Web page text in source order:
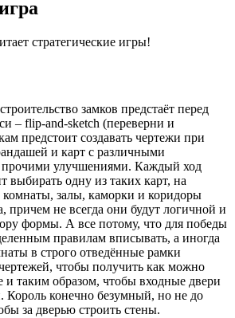
стратегические игры!
замков предстаёт перед
– flip-and-sketch (переверни и
предстоит создавать чертежи при
и карт с различными
прочими улучшениями. Каждый ход
выбирать одну из таких карт, на
залы, каморки и коридоры
причем не всегда они будут логичной и
формы. А все потому, что для победы
правилам вписывать, а иногда
в строго отведённые рамки
чтобы получить как можно
и таким образом, чтобы входные двери
Король конечно безумный, но не до
за дверью строить стены.